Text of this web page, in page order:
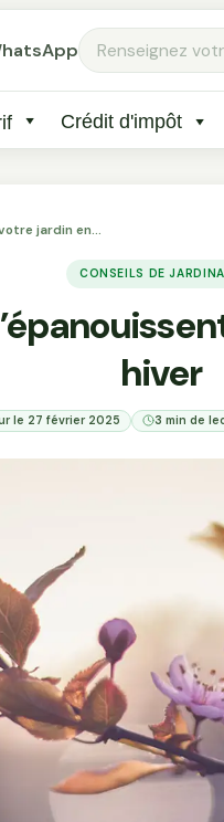
Rechercher
:
Crédit d'impôt
jardin en…
CONSEILS DE
hiver
le 27 février 2025 3 min de